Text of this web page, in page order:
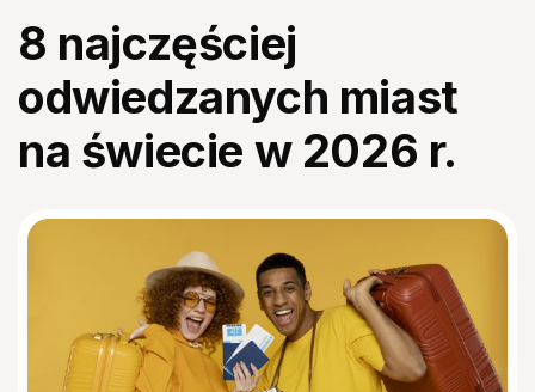
8 najczęściej
odwiedzanych miast
na świecie w 2026 r.